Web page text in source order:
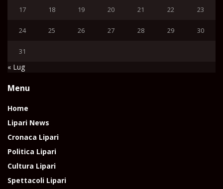
17 18 19 20 21 22 23
24 25 26 27 28 29 30
31
« Lug
Menu
Home
Lipari News
Cronaca Lipari
Politica Lipari
Cultura Lipari
Spettacoli Lipari